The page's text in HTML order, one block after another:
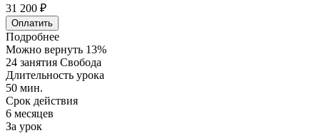
31 200 ₽
Оплатить
Подробнее
Можно вернуть 13%
24 занятия Свобода
Длительность урока
50 мин.
Срок действия
6 месяцев
За урок